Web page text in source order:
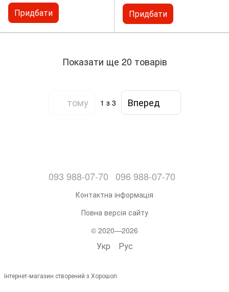
Придбати Придбати
Показати ще 20 товарів
тому 1 з 3 Вперед
093 988-07-70 096 988-07-70
Контактна інформація
Повна версія сайту
© 2020—2026
Укр Рус
Інтернет-магазин створений з Хорошоп